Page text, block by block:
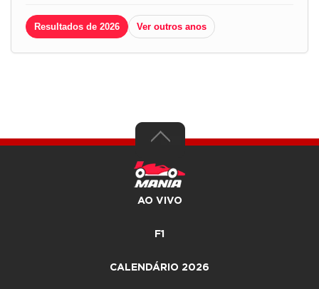
Resultados de 2026 Ver outros anos
AO VIVO
F1
CALENDÁRIO 2026